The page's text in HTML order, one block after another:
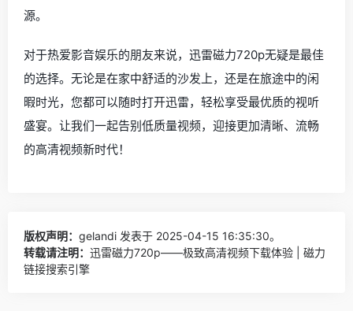
源。
对于热爱影音娱乐的朋友来说，迅雷磁力720p无疑是最佳
的选择。无论是在家中舒适的沙发上，还是在旅途中的闲
暇时光，您都可以随时打开迅雷，轻松享受最优质的视听
盛宴。让我们一起告别低质量视频，迎接更加清晰、流畅
的高清视频新时代！
版权声明： gelandi 发表于 2025-04-15 16:35:30。
转载请注明： 迅雷磁力720p——极致高清视频下载体验 | 磁力
链接搜索引擎